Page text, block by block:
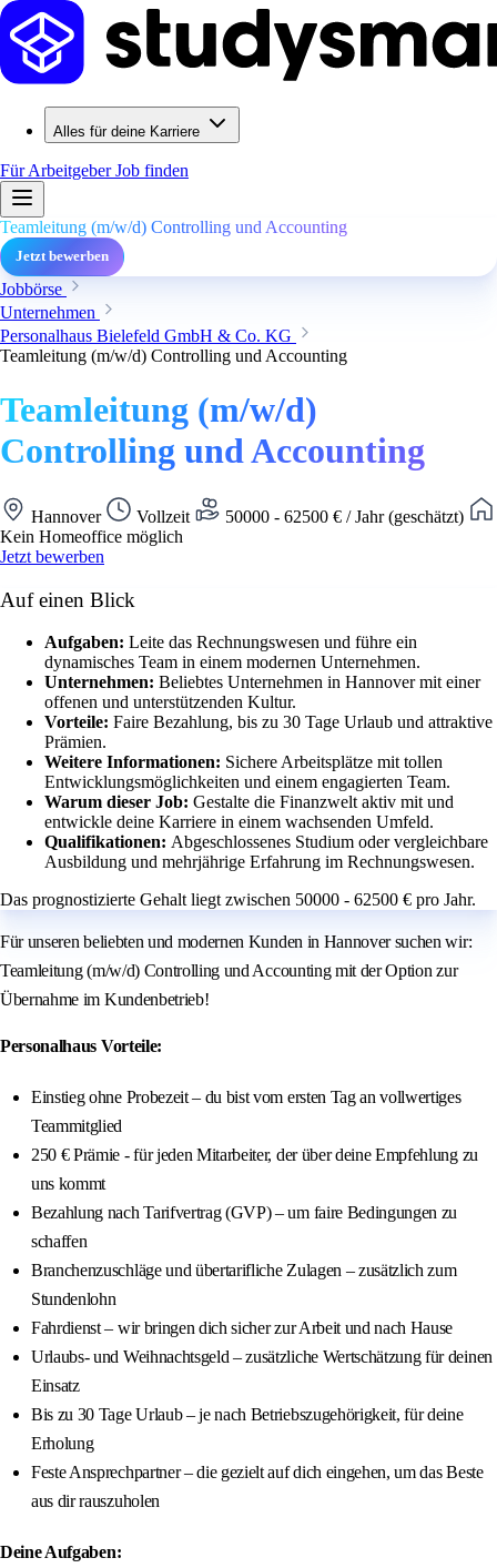
Alles für deine Karriere
Für ArbeitgeberJob finden
Teamleitung (m/w/d) Controlling und Accounting
Jetzt bewerben
Jobbörse
Unternehmen
Personalhaus Bielefeld GmbH & Co. KG
Teamleitung (m/w/d) Controlling und Accounting
Teamleitung (m/w/d)
Controlling und Accounting
Hannover Vollzeit
50000 - 62500 € / Jahr (geschätzt)
Kein Homeoffice möglich
Jetzt bewerben
Auf einen Blick
Aufgaben: Leite das Rechnungswesen und führe ein
dynamisches Team in einem modernen Unternehmen.
Unternehmen: Beliebtes Unternehmen in Hannover mit einer
offenen und unterstützenden Kultur.
Vorteile: Faire Bezahlung, bis zu 30 Tage Urlaub und attraktive
Prämien.
Weitere Informationen: Sichere Arbeitsplätze mit tollen
Entwicklungsmöglichkeiten und einem engagierten Team.
Warum dieser Job: Gestalte die Finanzwelt aktiv mit und
entwickle deine Karriere in einem wachsenden Umfeld.
Qualifikationen: Abgeschlossenes Studium oder vergleichbare
Ausbildung und mehrjährige Erfahrung im Rechnungswesen.
Das prognostizierte Gehalt liegt zwischen 50000 - 62500 € pro Jahr.
Für unseren beliebten und modernen Kunden in Hannover suchen wir:
Teamleitung (m/w/d) Controlling und Accounting mit der Option zur
Übernahme im Kundenbetrieb!
Personalhaus Vorteile:
Einstieg ohne Probezeit – du bist vom ersten Tag an vollwertiges
Teammitglied
250 € Prämie - für jeden Mitarbeiter, der über deine Empfehlung zu
uns kommt
Bezahlung nach Tarifvertrag (GVP) – um faire Bedingungen zu
schaffen
Branchenzuschläge und übertarifliche Zulagen – zusätzlich zum
Stundenlohn
Fahrdienst – wir bringen dich sicher zur Arbeit und nach Hause
Urlaubs- und Weihnachtsgeld – zusätzliche Wertschätzung für deinen
Einsatz
Bis zu 30 Tage Urlaub – je nach Betriebszugehörigkeit, für deine
Erholung
Feste Ansprechpartner – die gezielt auf dich eingehen, um das Beste
aus dir rauszuholen
Deine Aufgaben: